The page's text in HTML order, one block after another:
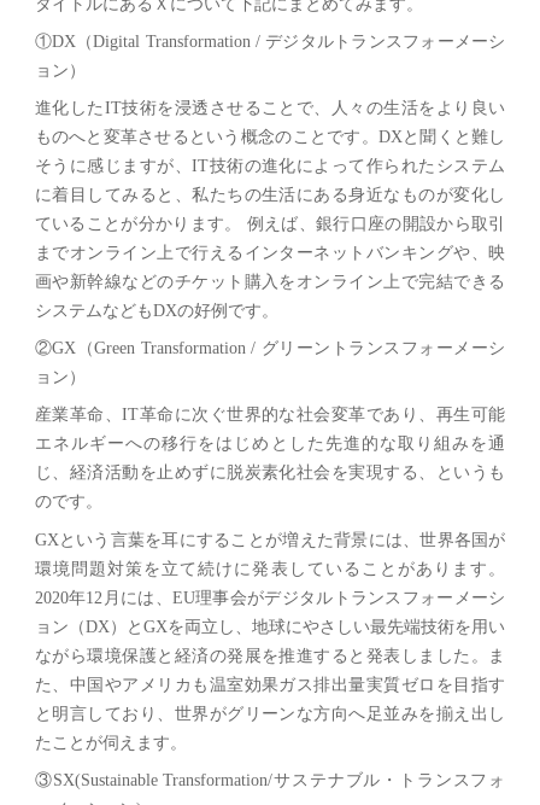
①DX（Digital Transformation / デジタルトランスフォーメーシ
ョン）
進化したIT技術を浸透させることで、人々の生活をより良い
ものへと変革させるという概念のことです。DXと聞くと難し
そうに感じますが、IT技術の進化によって作られたシステム
に着目してみると、私たちの生活にある身近なものが変化し
ていることが分かります。 例えば、銀行口座の開設から取引
までオンライン上で行えるインターネットバンキングや、映
画や新幹線などのチケット購入をオンライン上で完結できる
システムなどもDXの好例です。
②GX（Green Transformation / グリーントランスフォーメーシ
ョン）
産業革命、IT革命に次ぐ世界的な社会変革であり、再生可能
エネルギーへの移行をはじめとした先進的な取り組みを通
じ、経済活動を止めずに脱炭素化社会を実現する、というも
のです。
GXという言葉を耳にすることが増えた背景には、世界各国が
環境問題対策を立て続けに発表していることがあります。
2020年12月には、EU理事会がデジタルトランスフォーメーシ
ョン（DX）とGXを両立し、地球にやさしい最先端技術を用い
ながら環境保護と経済の発展を推進すると発表しました。ま
た、中国やアメリカも温室効果ガス排出量実質ゼロを目指す
と明言しており、世界がグリーンな方向へ足並みを揃え出し
たことが伺えます。
③SX(Sustainable Transformation/サステナブル・トランスフォ